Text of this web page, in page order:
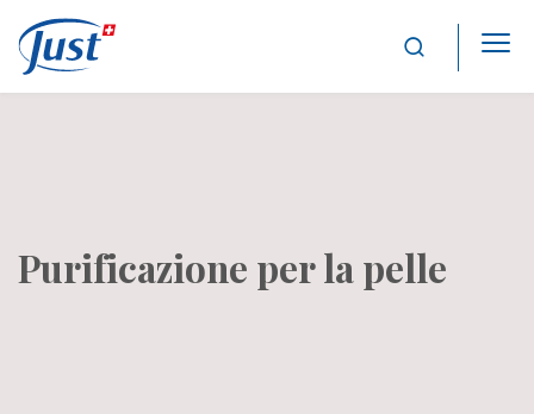
Main Navigation
Purificazione per la pelle